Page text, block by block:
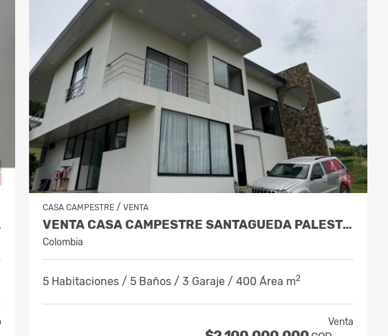
CASA CAMPESTRE / VENTA
VENTA CASA CAMPESTRE SANTAGUEDA PALESTINA CÓDIGO 10188523
Colombia
5 Habitaciones / 5 Baños / 3 Garaje / 400 Área m2
Venta